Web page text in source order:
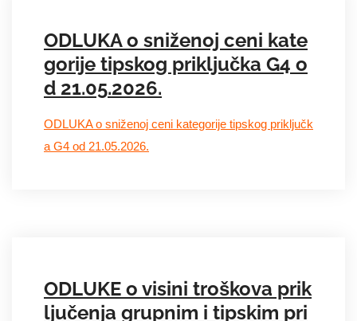
ODLUKA o sniženoj ceni kate
gorije tipskog priključka G4 o
d 21.05.2026.
ODLUKA o sniženoj ceni kategorije tipskog priključk
a G4 od 21.05.2026.
ODLUKE o visini troškova prik
ljučenja grupnim i tipskim pri